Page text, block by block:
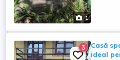
1
3
Casă
ideal